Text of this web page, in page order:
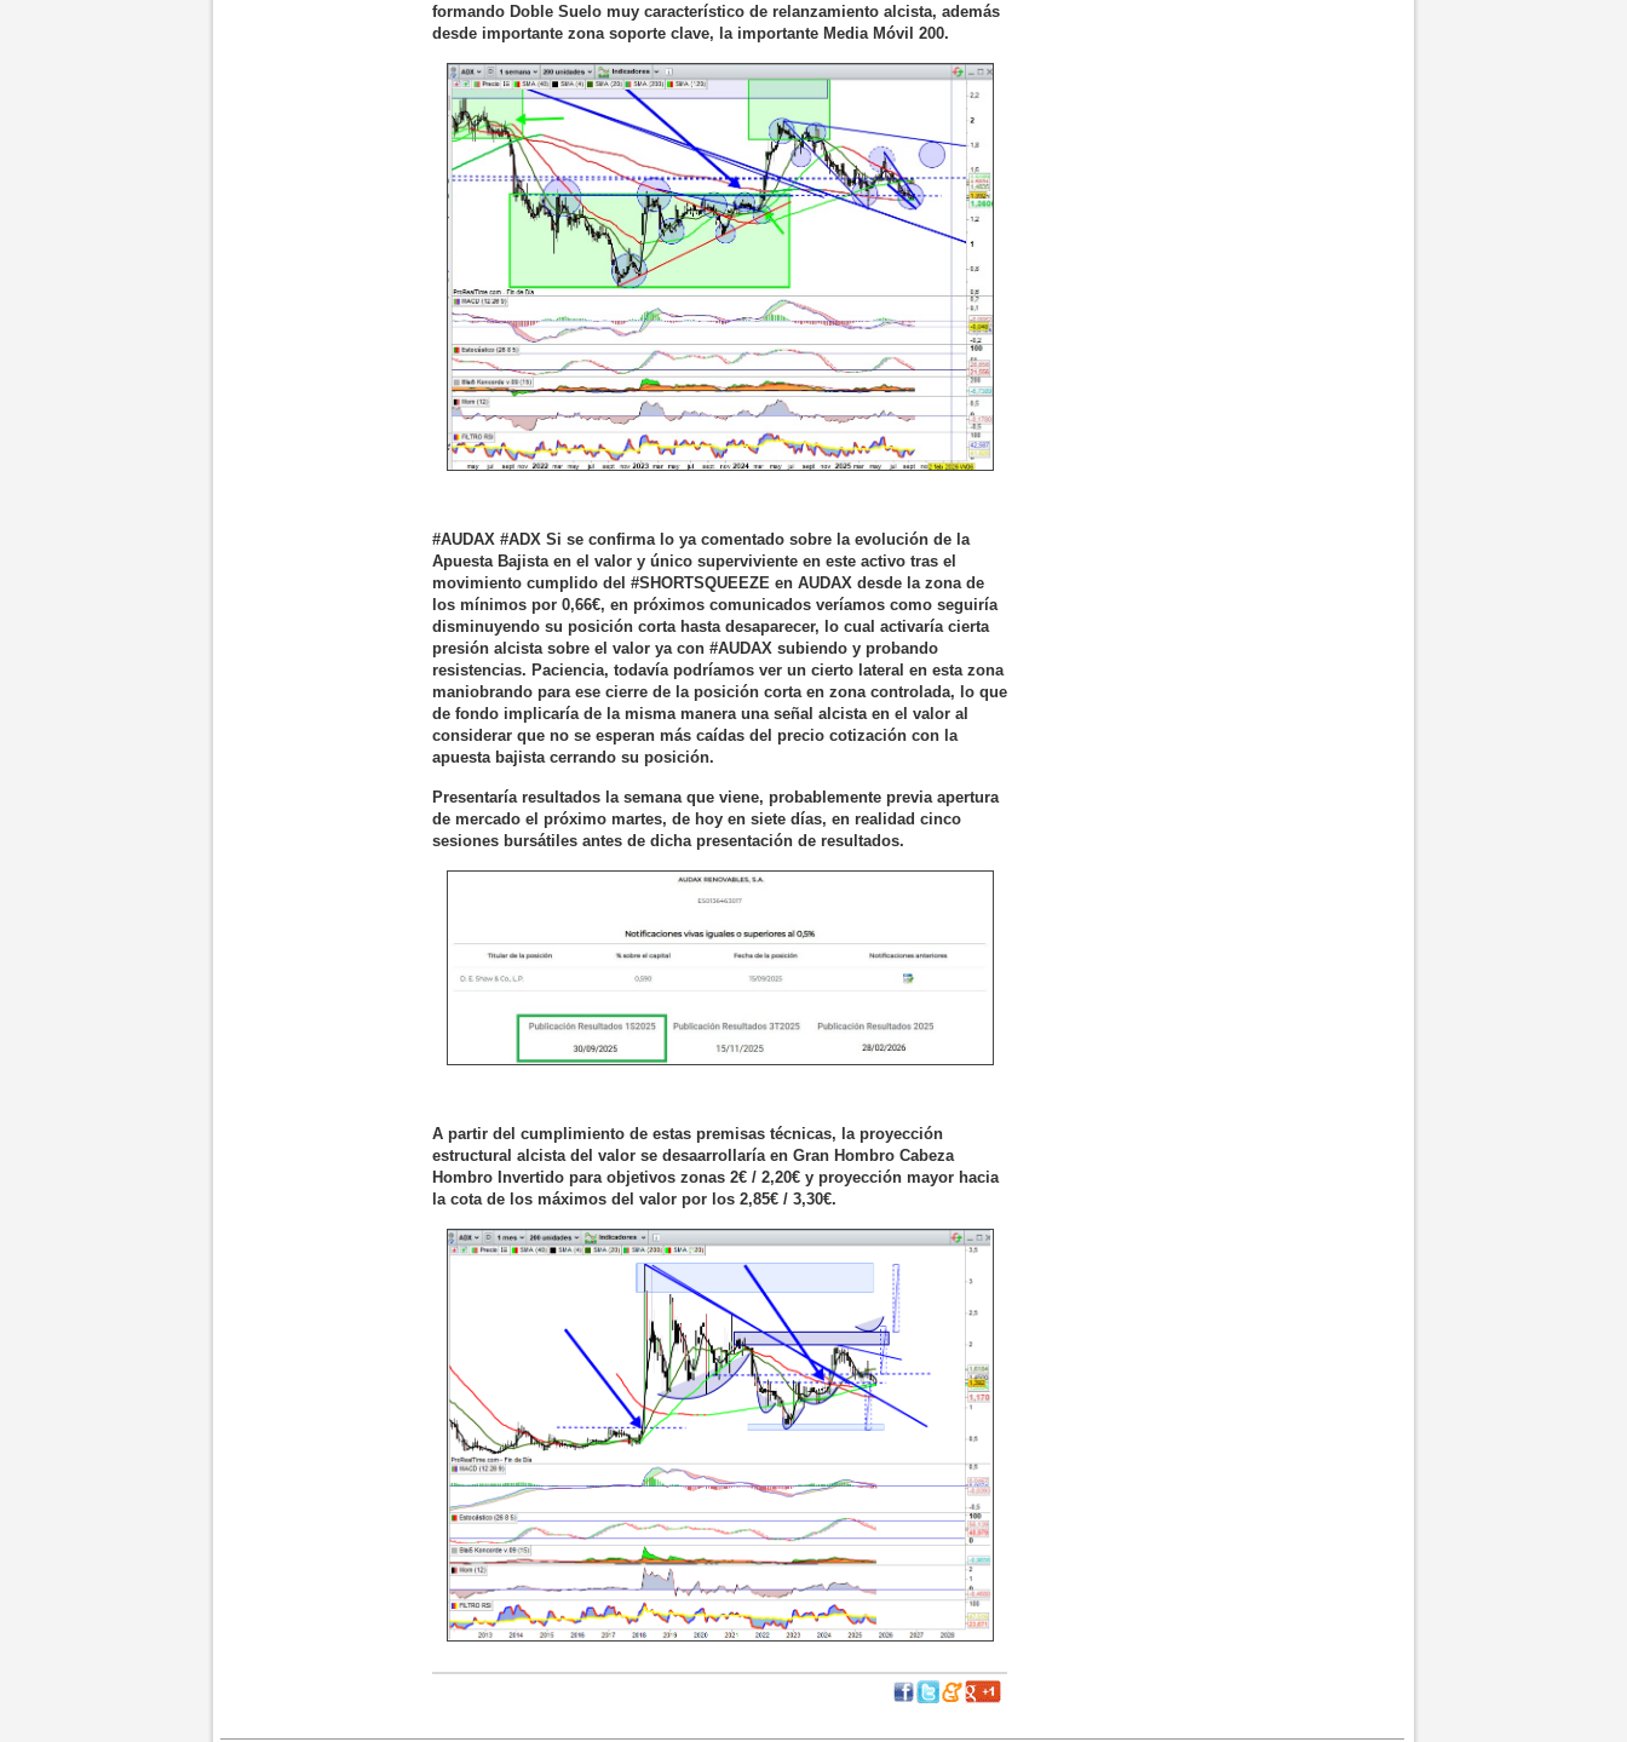
formando Doble Suelo muy característico de relanzamiento alcista, además
desde importante zona soporte clave, la importante Media Móvil 200.
#AUDAX #ADX Si se confirma lo ya comentado sobre la evolución de la
Apuesta Bajista en el valor y único superviviente en este activo tras el
movimiento cumplido del #SHORTSQUEEZE en AUDAX desde la zona de
los mínimos por 0,66€, en próximos comunicados veríamos como seguiría
disminuyendo su posición corta hasta desaparecer, lo cual activaría cierta
presión alcista sobre el valor ya con #AUDAX subiendo y probando
resistencias. Paciencia, todavía podríamos ver un cierto lateral en esta zona
maniobrando para ese cierre de la posición corta en zona controlada, lo que
de fondo implicaría de la misma manera una señal alcista en el valor al
considerar que no se esperan más caídas del precio cotización con la
apuesta bajista cerrando su posición.
Presentaría resultados la semana que viene, probablemente previa apertura
de mercado el próximo martes, de hoy en siete días, en realidad cinco
sesiones bursátiles antes de dicha presentación de resultados.
A partir del cumplimiento de estas premisas técnicas, la proyección
estructural alcista del valor se desaarrollaría en Gran Hombro Cabeza
Hombro Invertido para objetivos zonas 2€ / 2,20€ y proyección mayor hacia
la cota de los máximos del valor por los 2,85€ / 3,30€.